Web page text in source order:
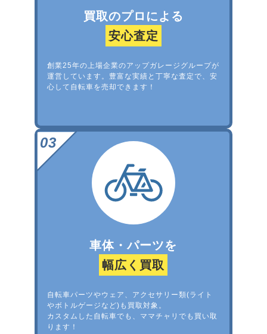
買取のプロによる
安心査定
創業25年の上場企業のアップガレージグループが
運営しています。豊富な実績と丁寧な査定で、安
心して自転車を売却できます！
車体・パーツを
幅広く買取
自転車パーツやウェア、アクセサリー類(ライト
やボトルゲージなど)も買取対象。
カスタムした自転車でも、ママチャリでも買い取
ります！